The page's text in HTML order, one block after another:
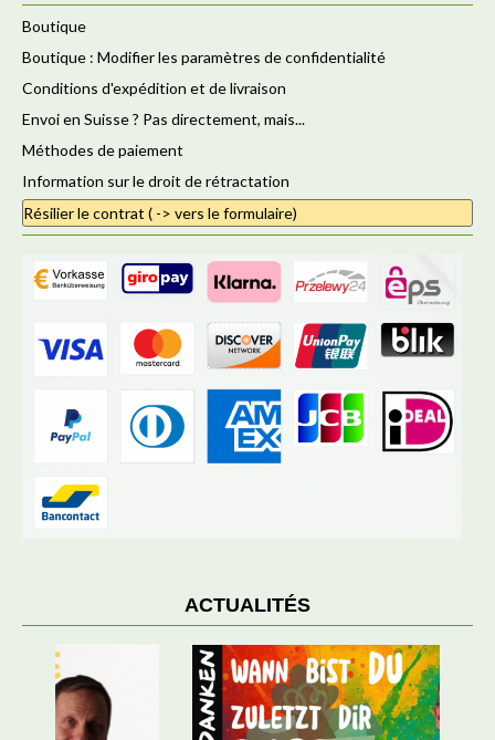
Boutique
Boutique : Modifier les paramètres de confidentialité
Conditions d'expédition et de livraison
Envoi en Suisse ? Pas directement, mais...
Méthodes de paiement
Information sur le droit de rétractation
Résilier le contrat ( -> vers le formulaire)
ACTUALITÉS